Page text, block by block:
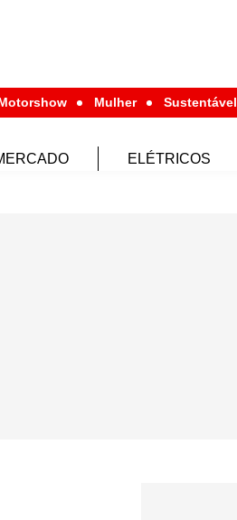
Mulher Sustentável
ELÉTRICOS